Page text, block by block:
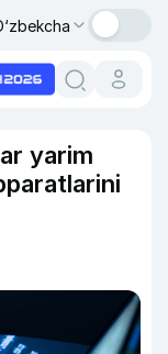
yarim